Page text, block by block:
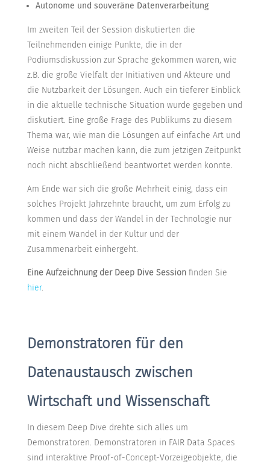
Autonome und souveräne Datenverarbeitung
Im zweiten Teil der Session diskutierten die
Teilnehmenden einige Punkte, die in der
Podiumsdiskussion zur Sprache gekommen waren, wie
z.B. die große Vielfalt der Initiativen und Akteure und
die Nutzbarkeit der Lösungen. Auch ein tieferer Einblick
in die aktuelle technische Situation wurde gegeben und
diskutiert. Eine große Frage des Publikums zu diesem
Thema war, wie man die Lösungen auf einfache Art und
Weise nutzbar machen kann, die zum jetzigen Zeitpunkt
noch nicht abschließend beantwortet werden konnte.
Am Ende war sich die große Mehrheit einig, dass ein
solches Projekt Jahrzehnte braucht, um zum Erfolg zu
kommen und dass der Wandel in der Technologie nur
mit einem Wandel in der Kultur und der
Zusammenarbeit einhergeht.
Eine Aufzeichnung der Deep Dive Sessionfinden Sie
hier.
Demonstratoren für den
Datenaustausch zwischen
Wirtschaft und Wissenschaft
In diesem Deep Dive drehte sich alles um
Demonstratoren. Demonstratoren in FAIR Data Spaces
sind interaktive Proof-of-Concept-Vorzeigeobjekte, die